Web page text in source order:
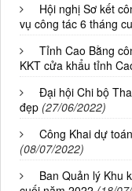
Hội nghị Sơ kết
vụ công tác 6 tháng
Tỉnh Cao Bằng
KKT cửa khẩu tỉnh
Đại hội Chi bộ
đẹp (27/06/2022)
Công Khai dự
(08/07/2022)
Ban Quản lý Khu